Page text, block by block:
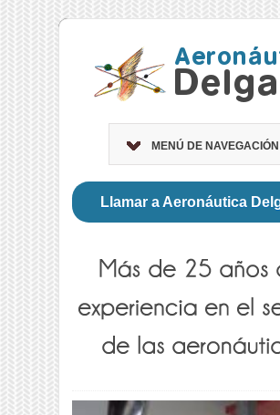
MENÚ DE NAVEGACIÓN
Llamar a Aeronáutica